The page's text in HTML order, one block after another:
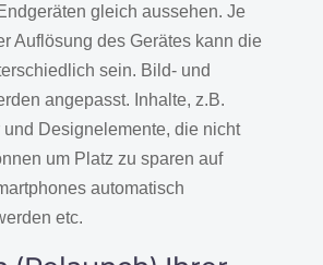
gleich aussehen. Je
Auflösung des Gerätes kann die
sein. Bild- und
angepasst. Inhalte, z.B.
Designelemente, die nicht
um Platz zu sparen auf
automatisch
etc.